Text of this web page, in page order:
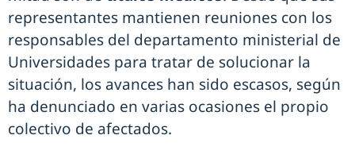
representantes mantienen reuniones con los
responsables del departamento ministerial de
Universidades para tratar de solucionar la
situación, los avances han sido escasos, según
ha denunciado en varias ocasiones el propio
colectivo de afectados.